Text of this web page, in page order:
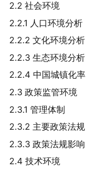
2.2 社会环境
2.2.1 人口环境分析
2.2.2 文化环境分析
2.2.3 生态环境分析
2.2.4 中国城镇化率
2.3 政策监管环境
2.3.1 管理体制
2.3.2 主要政策法规
2.3.3 政策法规影响
2.4 技术环境